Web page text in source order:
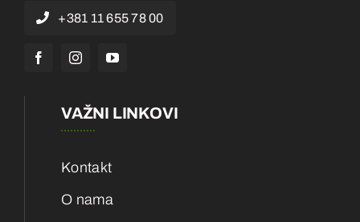
+381 11 655 78 00
VAŽNI LINKOVI
Kontakt
O nama